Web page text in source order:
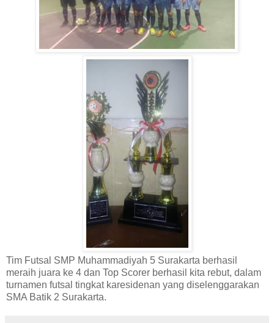
Tim Futsal SMP Muhammadiyah 5 Surakarta berhasil
meraih juara ke 4 dan Top Scorer berhasil kita rebut, dalam
turnamen futsal tingkat karesidenan yang diselenggarakan
SMA Batik 2 Surakarta.